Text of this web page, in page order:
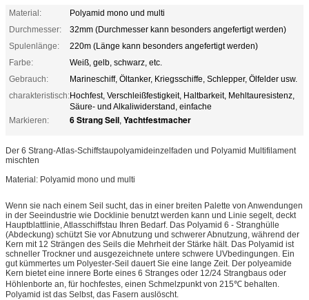
Material:
Polyamid mono und multi
Durchmesser:
32mm (Durchmesser kann besonders angefertigt werden)
Spulenlänge:
220m (Länge kann besonders angefertigt werden)
Farbe:
Weiß, gelb, schwarz, etc.
Gebrauch:
Marineschiff, Öltanker, Kriegsschiffe, Schlepper, Ölfelder usw.
charakteristisch:Hochfest, Verschleißfestigkeit, Haltbarkeit, Mehltauresistenz,
Säure- und Alkaliwiderstand, einfache
Markieren:
6 Strang Seil, Yachtfestmacher
Der 6 Strang-Atlas-Schiffstaupolyamideinzelfaden und Polyamid Multifilament
mischten
Material: Polyamid mono und multi
Wenn sie nach einem Seil sucht, das in einer breiten Palette von Anwendungen
in der Seeindustrie wie Docklinie benutzt werden kann und Linie segelt, deckt
Hauptblattlinie, Atlasschiffstau Ihren Bedarf. Das Polyamid 6 - Stranghülle
(Abdeckung) schützt Sie vor Abnutzung und schwerer Abnutzung, während der
Kern mit 12 Strängen des Seils die Mehrheit der Stärke hält. Das Polyamid ist
schneller Trockner und ausgezeichnete untere schwere UVbedingungen. Ein
gut kümmertes um Polyester-Seil dauert Sie eine lange Zeit. Der polyeamide
Kern bietet eine innere Borte eines 6 Stranges oder 12/24 Strangbaus oder
Höhlenborte an, für hochfestes, einen Schmelzpunkt von 215℃ behalten.
Polyamid ist das Selbst, das Fasern auslöscht.